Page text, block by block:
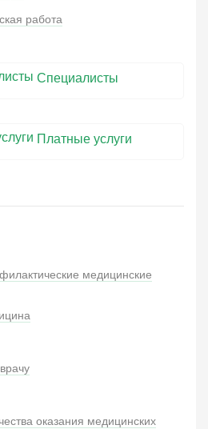
работа
Специалисты
Платные услуги
медицинские
оказания медицинских